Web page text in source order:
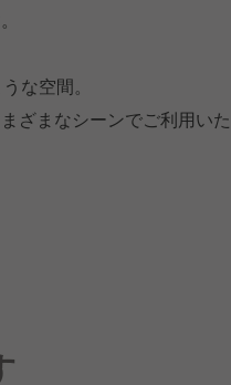
な空間。
ざまなシーンでご利用いた